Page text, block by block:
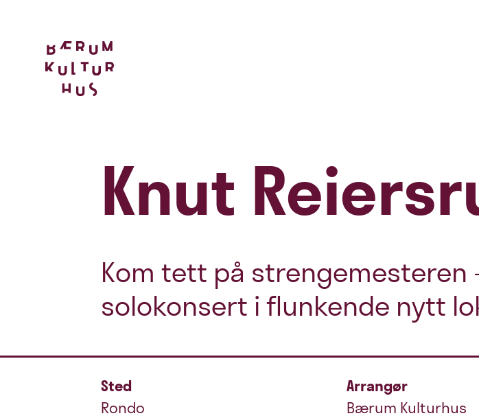
Knut
Kom tett på strengemesteren
solokonsert i flunkende nytt
Sted
Rondo
Arrangør
Bærum Kulturhus